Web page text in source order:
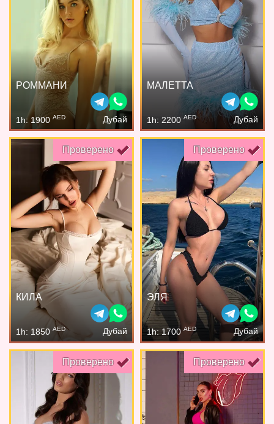
РОММАНИ
1h: 1900 AED Дубай
МАЛЕТТА
1h: 2200 AED Дубай
Проверено
КИЛА
1h: 1850 AED Дубай
Проверено
ЭЛЯ
1h: 1700 AED Дубай
Проверено Проверено